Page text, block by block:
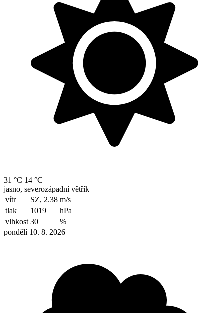
31 °C 14 °C
jasno, severozápadní větřík
vítr
SZ, 2.38 m/s
tlak
1019
hPa
vlhkost 30
%
pondělí 10. 8. 2026